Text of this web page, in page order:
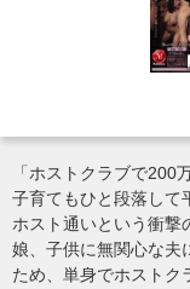
「ホストクラブで
子育てもひと段落して
ホスト通いという衝撃
娘、子供に無関心な
ため、単身でホストク